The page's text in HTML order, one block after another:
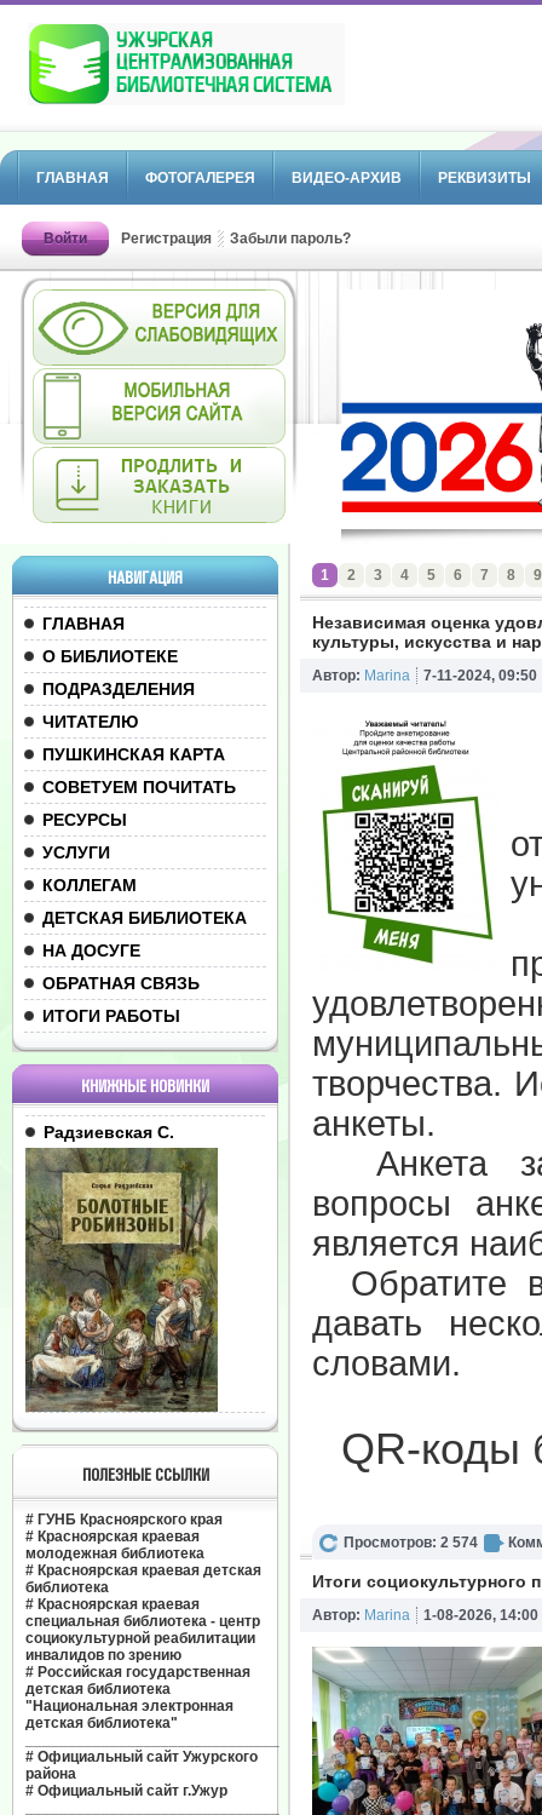
ГЛАВНАЯ ФОТОГАЛЕРЕЯ ВИДЕО-АРХИВ РЕКВИЗИТЫ
Войти Регистрация Забыли пароль?
НАВИГАЦИЯ
ГЛАВНАЯ
О БИБЛИОТЕКЕ
ПОДРАЗДЕЛЕНИЯ
ЧИТАТЕЛЮ
ПУШКИНСКАЯ КАРТА
СОВЕТУЕМ ПОЧИТАТЬ
РЕСУРСЫ
УСЛУГИ
КОЛЛЕГАМ
ДЕТСКАЯ БИБЛИОТЕКА
НА ДОСУГЕ
ОБРАТНАЯ СВЯЗЬ
ИТОГИ РАБОТЫ
КНИЖНЫЕ НОВИНКИ
Радзиевская С.
ПОЛЕЗНЫЕ ССЫЛКИ
# ГУНБ Красноярского края
# Красноярская краевая
молодежная библиотека
# Красноярская краевая детская
библиотека
# Красноярская краевая
специальная библиотека - центр
социокультурной реабилитации
инвалидов по зрению
# Российская государственная
детская библиотека
"Национальная электронная
детская библиотека"
# Официальный сайт Ужурского
района
# Официальный сайт г.Ужур
1 2 3 4 5 6 7 8 9
Независимая оценка
культуры, искусства и
Автор: Marina 7-11-2024, 09:50
творчества.
анкеты.
Анкета
вопросы
является
Обратите
давать
словами.
QR-коды
Просмотров: 2 574
Итоги социокультурного
Автор: Marina 1-08-2026, 14:00